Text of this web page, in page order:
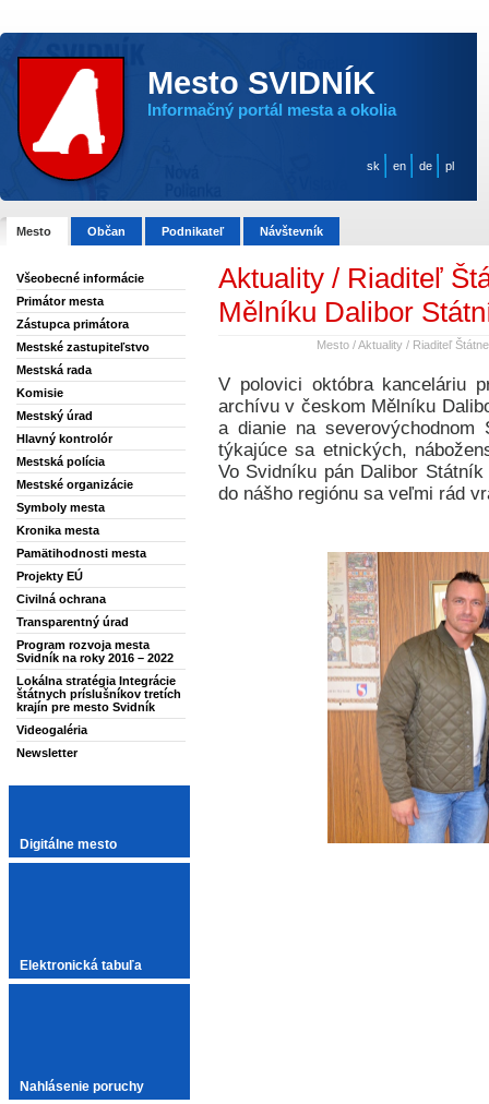
Mesto SVIDNÍK
Informačný portál mesta a okolia
sk en de pl
Mesto Občan Podnikateľ Návštevník
Všeobecné informácie
Primátor mesta
Zástupca primátora
Mestské zastupiteľstvo
Mestská rada
Komisie
Mestský úrad
Hlavný kontrolór
Mestská polícia
Mestské organizácie
Symboly mesta
Kronika mesta
Pamätihodnosti mesta
Projekty EÚ
Civilná ochrana
Transparentný úrad
Program rozvoja mesta
Svidník na roky 2016 – 2022
Lokálna stratégia Integrácie
štátnych príslušníkov tretích
krajín pre mesto Svidník
Videogaléria
Newsletter
Digitálne mesto
Elektronická tabuľa
Nahlásenie poruchy
Aktuality / Riaditeľ
Mělníku Dalibor
Mesto /Aktuality / Riaditeľ
V polovici októbra kanceláriu
archívu v českom Mělníku
a dianie na severovýchodnom
týkajúce sa etnických,
Vo Svidníku pán Dalibor
do nášho regiónu sa veľmi rád